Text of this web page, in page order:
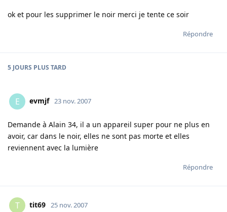
ok et pour les supprimer le noir merci je tente ce soir
Répondre
5 JOURS PLUS TARD
E evmjf 23 nov. 2007
Demande à Alain 34, il a un appareil super pour ne plus en
avoir, car dans le noir, elles ne sont pas morte et elles
reviennent avec la lumière
Répondre
T tit69 25 nov. 2007